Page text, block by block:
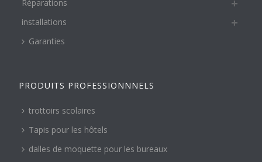
Réparations
installations
Garanties
PRODUITS PROFESSIONNNELS
trottoirs scolaires
Tapis pour les hôtels
dalles de moquette pour les bureaux